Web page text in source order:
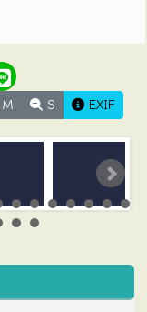
M S EXIF